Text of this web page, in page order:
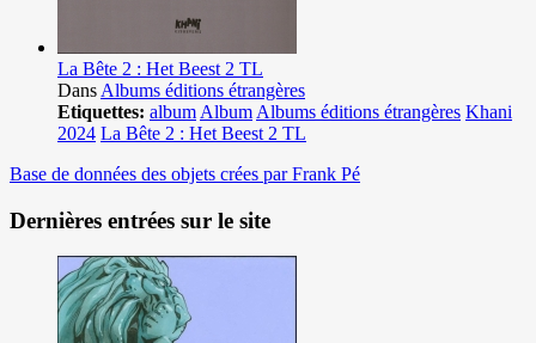
La Bête 2 : Het Beest 2 TL
Dans Albums éditions étrangères
Etiquettes: album Album Albums éditions étrangères Khani
2024 La Bête 2 : Het Beest 2 TL
Base de données des objets crées par Frank Pé
Dernières entrées sur le site